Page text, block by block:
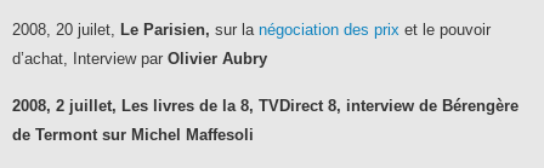
2008, 20 juilet, Le Parisien, sur la négociation des prix et le pouvoir
d’achat, Interview par Olivier Aubry
2008, 2 juillet, Les livres de la 8, TVDirect 8, interview de Bérengère
de Termont sur Michel Maffesoli